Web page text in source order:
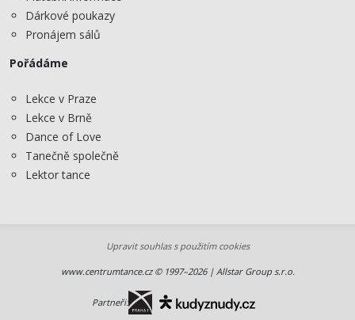
Dárkové poukazy
Pronájem sálů
Pořádáme
Lekce v Praze
Lekce v Brně
Dance of Love
Tanečně společně
Lektor tance
Upravit souhlas s použitím cookies
www.centrumtance.cz © 1997–2026 | Allstar Group s.r.o.
Partneři: